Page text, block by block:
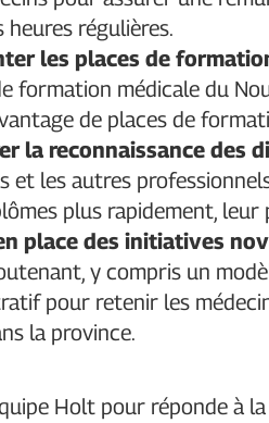
heures régulières.
les places de
formation médicale du
de places de
la reconnaissance des
et les autres
plus rapidement,
place des initiatives
y compris un
pour retenir les
la province.
Holt pour réponde à